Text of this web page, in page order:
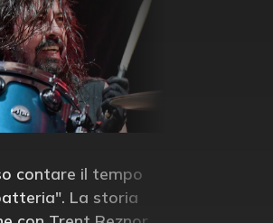
contare il tempo
La storia